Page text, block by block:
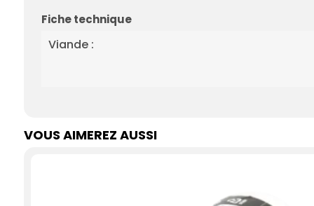
Fiche technique
Viande :
VOUS AIMEREZ AUSSI